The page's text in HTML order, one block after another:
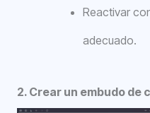
Reactivar
adecuado.
2. Crear un embudo de